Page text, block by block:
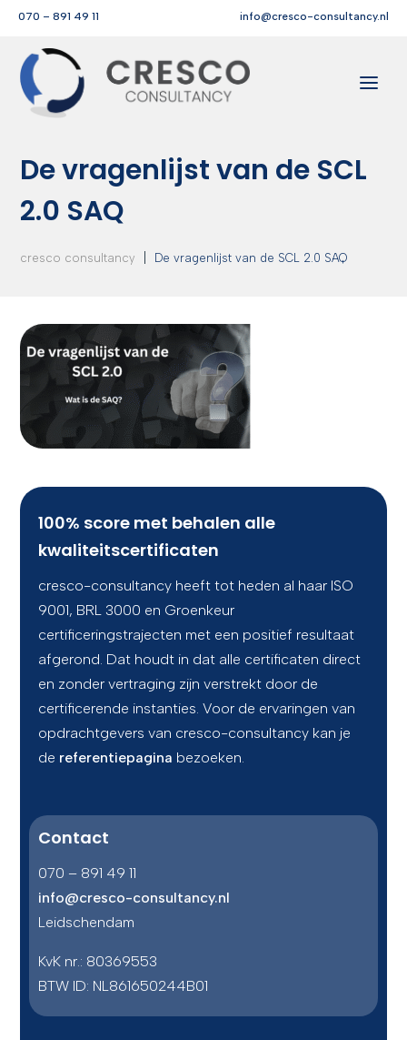
070 – 891 49 11 info@cresco-consultancy.nl
De vragenlijst van de SCL
2.0 SAQ
cresco consultancy | De vragenlijst van de SCL 2.0 SAQ
100% score met behalen alle
kwaliteitscertificaten
cresco-consultancy heeft tot heden al haar ISO
9001, BRL 3000 en Groenkeur
certificeringstrajecten met een positief resultaat
afgerond. Dat houdt in dat alle certificaten direct
en zonder vertraging zijn verstrekt door de
certificerende instanties. Voor de ervaringen van
opdrachtgevers van cresco-consultancy kan je
de referentiepagina bezoeken.
Contact
070 – 891 49 11
info@cresco-consultancy.nl
Leidschendam
KvK nr.: 80369553
BTW ID: NL861650244B01